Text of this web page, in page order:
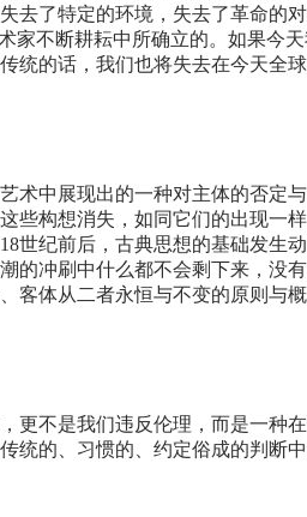
去了特定的环境，失去了革命的
家不断耕耘中所确立的。如果今
统的话，我们也将失去在今天全
术中展现出的一种对主体的否定
些构想消失，如同它们的出现一
世纪前后，古典思想的基础发生
的冲刷中什么都不会剩下来，没
体从二者永恒与不变的原则与概
更不是我们违反伦理，而是一种
统的、习惯的、约定俗成的判断